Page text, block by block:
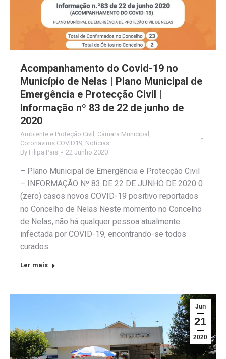
Acompanhamento do Covid-19 no
Município de Nelas | Plano Municipal de
Emergência e Protecção Civil |
Informação nº 83 de 22 de junho de
2020
Ambiente e Proteção Civil Câmara Municipal
Coronavirus COVID19 Notícias
By Filipa Pais 22 Junho 2020
– Plano Municipal de Emergência e Protecção Civil
– INFORMAÇÃO Nº 83 DE 22 DE JUNHO DE 2020 0
(zero) casos novos COVID-19 positivo reportados
no Concelho de Nelas Neste momento no Concelho
de Nelas, não há qualquer pessoa atualmente
infectada por COVID-19, encontrando-se todos
curados.
Ler mais
Jun
21
2020